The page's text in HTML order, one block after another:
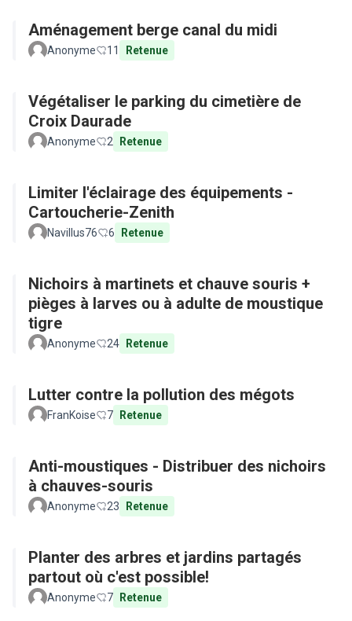
Aménagement berge canal du midi
Anonyme 11 Retenue
Végétaliser le parking du cimetière de
Croix Daurade
Anonyme 2 Retenue
Limiter l'éclairage des équipements -
Cartoucherie-Zenith
Navillus76 6 Retenue
Nichoirs à martinets et chauve souris +
pièges à larves ou à adulte de moustique
tigre
Anonyme 24 Retenue
Lutter contre la pollution des mégots
FranKoise 7 Retenue
Anti-moustiques - Distribuer des nichoirs
à chauves-souris
Anonyme 23 Retenue
Planter des arbres et jardins partagés
partout où c'est possible!
Anonyme 7 Retenue